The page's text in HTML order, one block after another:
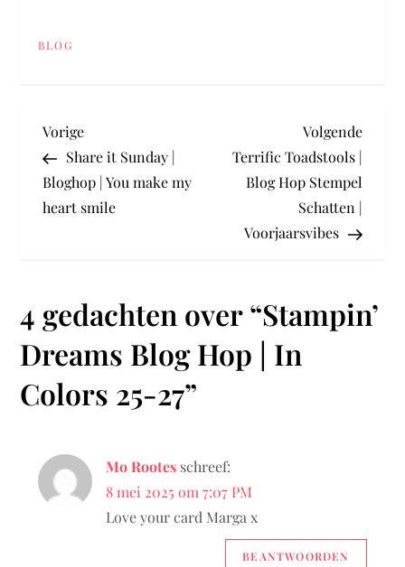
BLOG
B
e
r
c
h
t
a
Vorig
bericht
Vorige
Share it Sunday |
Bloghop | You make my
heart smile
Volgende
Terrific Toadstools |
Blog Hop Stempel
Schatten |
Voorjaarsvibes
4 gedachten over “Stampin’
Dreams Blog Hop | In
Colors 25-27”
Mo Rootes schreef:
8 mei 2025 om 7:07 PM
Love your card Marga x
BEANTWOORDEN